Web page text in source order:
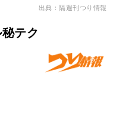
出典：隔週刊つり情報
テク